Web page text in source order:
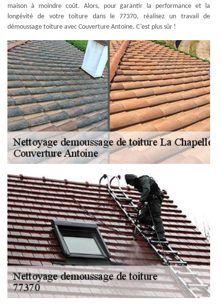
maison à moindre coût. Alors, pour garantir la performance et la
longévité de votre toiture dans le 77370, réalisez un travail de
démoussage toiture avec Couverture Antoine. C’est plus sûr !